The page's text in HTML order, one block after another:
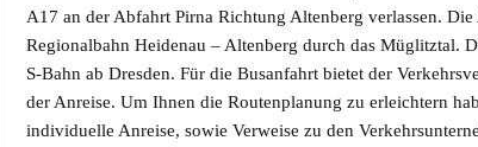
A17 an der Abfahrt Pirna Richtung Altenberg verlassen.
Regionalbahn Heidenau – Altenberg durch das Müglitztal.
S-Bahn ab Dresden. Für die Busanfahrt bietet der
der Anreise. Um Ihnen die Routenplanung zu erleichtern
individuelle Anreise, sowie Verweise zu den